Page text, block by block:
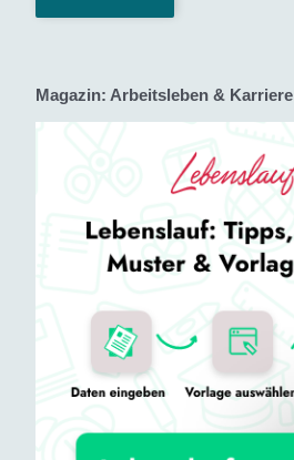
Magazin: Arbeitsleben & Karriere